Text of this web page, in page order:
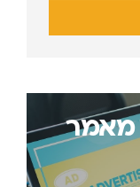
מאמר